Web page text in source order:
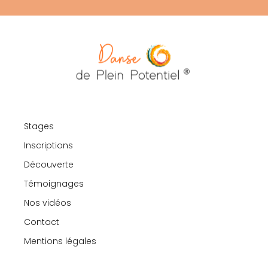
Stages
Inscriptions
Découverte
Témoignages
Nos vidéos
Contact
Mentions légales